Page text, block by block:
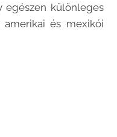
egészen különleges
amerikai és mexikói